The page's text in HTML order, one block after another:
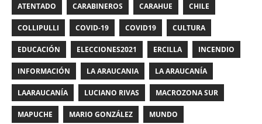
ATENTADO CARABINEROS CARAHUE CHILE
COLLIPULLI COVID-19 COVID19 CULTURA
EDUCACIÓN ELECCIONES2021 ERCILLA INCENDIO
INFORMACIÓN LA ARAUCANIA LA ARAUCANÍA
LAARAUCANÍA LUCIANO RIVAS MACROZONA SUR
MAPUCHE MARIO GONZÁLEZ MUNDO